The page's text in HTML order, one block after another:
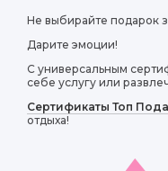
Не выбирайте подарок
Дарите эмоции!
С универсальным
себе услугу или
Сертификаты Топ
отдыха!